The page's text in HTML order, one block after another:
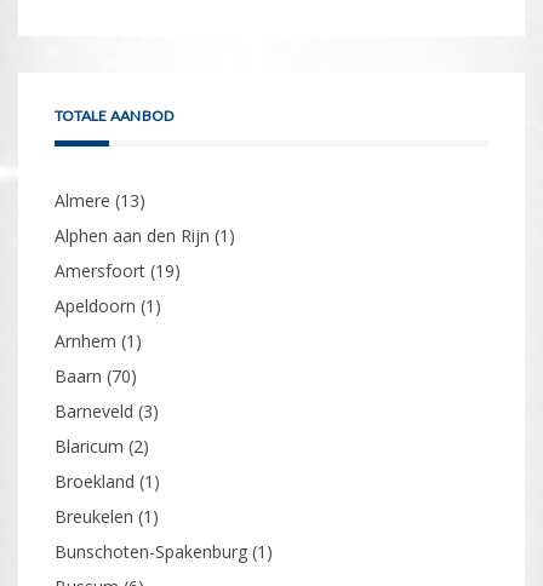
TOTALE AANBOD
Almere (13)
Alphen aan den Rijn (1)
Amersfoort (19)
Apeldoorn (1)
Arnhem (1)
Baarn (70)
Barneveld (3)
Blaricum (2)
Broekland (1)
Breukelen (1)
Bunschoten-Spakenburg (1)